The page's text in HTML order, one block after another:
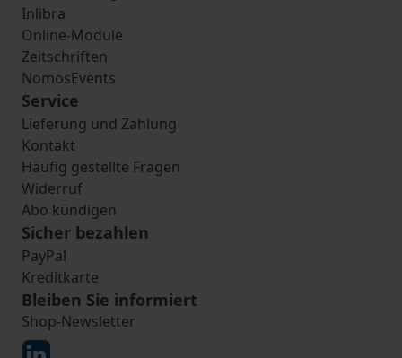
Inlibra
Online-Module
Zeitschriften
NomosEvents
Service
Lieferung und Zahlung
Kontakt
Häufig gestellte Fragen
Widerruf
Abo kündigen
Sicher bezahlen
PayPal
Kreditkarte
Bleiben Sie informiert
Shop-Newsletter